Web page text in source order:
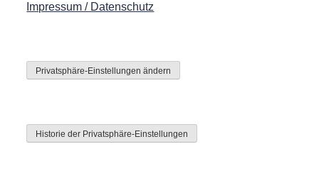
Impressum / Datenschutz
Privatsphäre-Einstellungen ändern
Historie der Privatsphäre-Einstellungen